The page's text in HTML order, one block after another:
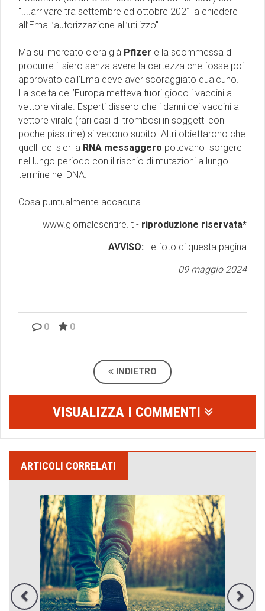
''....arrivare tra settembre ed ottobre 2021 a chiedere
all’Ema l’autorizzazione all’utilizzo''.
Ma sul mercato c'era già Pfizer e la scommessa di
produrre il siero senza avere la certezza che fosse poi
approvato dall’Ema deve aver scoraggiato qualcuno.
La scelta dell’Europa metteva fuori gioco i vaccini a
vettore virale. Esperti dissero che i danni dei vaccini a
vettore virale (rari casi di trombosi in soggetti con
poche piastrine) si vedono subito. Altri obiettarono che
quelli dei sieri a RNA messaggero potevano sorgere
nel lungo periodo con il rischio di mutazioni a lungo
termine nel DNA.
Cosa puntualmente accaduta.
www.giornalesentire.it - riproduzione riservata*
AVVISO: Le foto di questa pagina
09 maggio 2024
0 0
INDIETRO
VISUALIZZA I COMMENTI
ARTICOLI CORRELATI